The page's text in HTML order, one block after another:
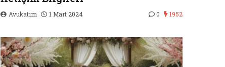
Avukatım 1 Mart 2024 0 1952